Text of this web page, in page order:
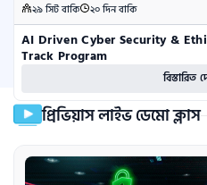
২৯ সিট বাকি ২০ দিন বাকি
AI Driven Cyber Security &
Track Program
বিস্তারিত
প্রিভিয়াস লাইভ ডেমো ক্লাস